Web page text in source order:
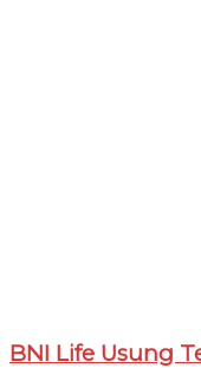
BNI Life Usung